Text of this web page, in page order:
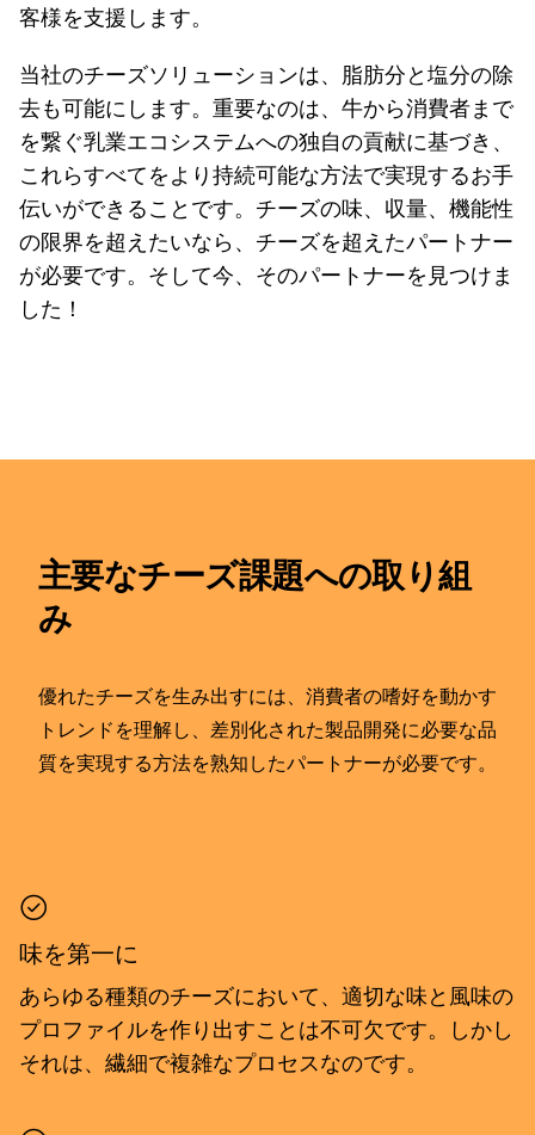
客様を支援します。
当社のチーズソリューションは、脂肪分と塩分の除
去も可能にします。重要なのは、牛から消費者まで
を繋ぐ乳業エコシステムへの独自の貢献に基づき、
これらすべてをより持続可能な方法で実現するお手
伝いができることです。チーズの味、収量、機能性
の限界を超えたいなら、チーズを超えたパートナー
が必要です。そして今、そのパートナーを見つけま
した！
主要なチーズ課題への取り組
み
優れたチーズを生み出すには、消費者の嗜好を動かす
トレンドを理解し、差別化された製品開発に必要な品
質を実現する方法を熟知したパートナーが必要です。
味を第一に
あらゆる種類のチーズにおいて、適切な味と風味の
プロファイルを作り出すことは不可欠です。しかし
それは、繊細で複雑なプロセスなのです。